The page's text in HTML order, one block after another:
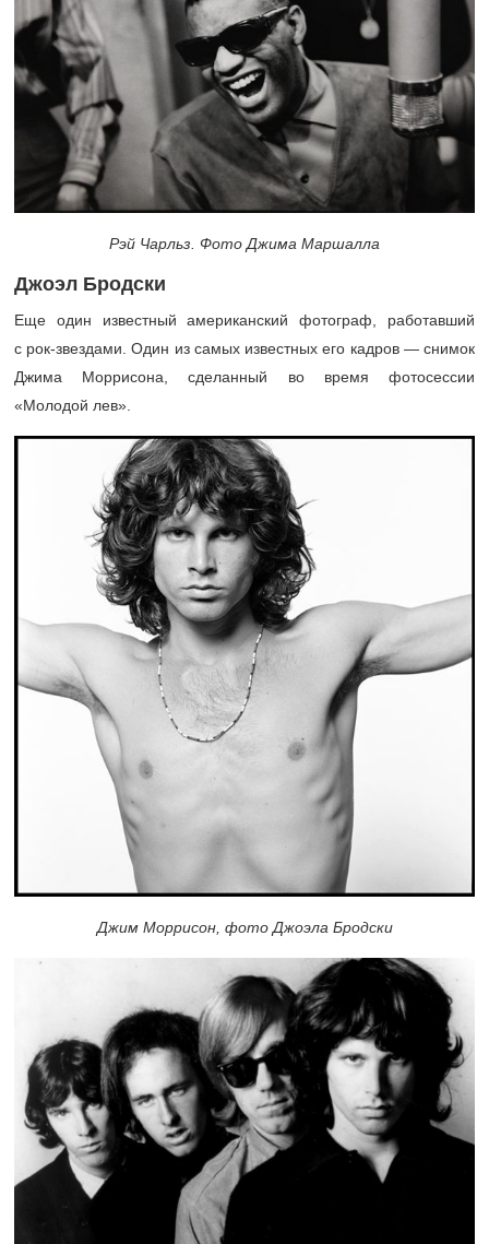
Рэй Чарльз. Фото Джима Маршалла
Джоэл Бродски
Еще один известный американский фотограф, работавший
с рок-звездами. Один из самых известных его кадров — снимок
Джима Моррисона, сделанный во время фотосессии
«Молодой лев».
Джим Моррисон, фото Джоэла Бродски